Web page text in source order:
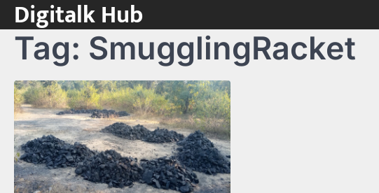
Skip
content
Digitalk Hub
Tag: SmugglingRacket